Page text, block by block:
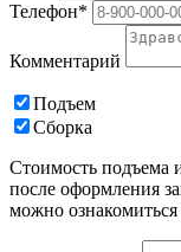
Телефон*
Комментарий
Подъем
Сборка
Стоимость подъема
после оформления
можно ознакомиться